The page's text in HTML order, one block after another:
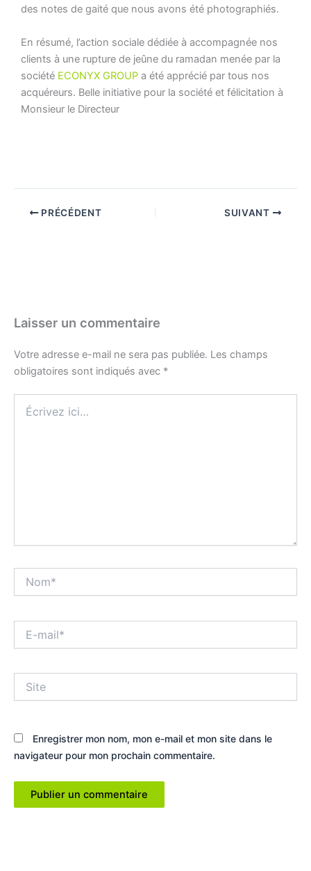
des notes de gaité que nous avons été photographiés.
En résumé, l’action sociale dédiée à accompagnée nos
clients à une rupture de jeûne du ramadan menée par la
société ECONYX GROUP a été apprécié par tous nos
acquéreurs. Belle initiative pour la société et félicitation à
Monsieur le Directeur
PRÉCÉDENT SUIVANT
Laisser un commentaire
Votre adresse e-mail ne sera pas publiée. Les champs
obligatoires sont indiqués avec *
ici…
mail*
Enregistrer mon nom, mon e-mail et mon site dans le
navigateur pour mon prochain commentaire.